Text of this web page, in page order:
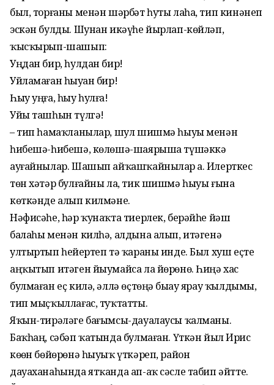
был, торғаны менән шәрбәт һуты лаһа, тип кинәнеп
эскән булды. Шунан икәүһе йырлап-көйләп,
ҡысҡырып-шашып:
Уңдан бир, һулдан бир!
Уйламаған һыуҙан бир!
Һыу уңға, һыу һулға!
Уйы ташһын түлгә!
– тип һамаҡланылар, шул шишмә һыуы менән
һибешә-һибешә, көлөшә-шаярыша түшәккә
ауғайнылар. Шашып айҡашҡайнылар ҙа. Илерткес
төн хәтәр булғайны ла, тик шишмә һыуы ғына
көткәнде алып килмәне.
Нәфисәһе, һәр ҡунаҡта тиерлек, берәйһе йәш
балаһы менән килһә, алдына алып, итәгенә
ултыртып һейҙертеп тә ҡараны инде. Был хуш еҫте
аңҡытып итәген йыумайса ла йөрөнө. Һиңә хас
булмаған еҫ килә, әллә өҫтөңә быҙау ярау ҡылдымы,
тип мыҫҡыллағас, туҡтатты.
Яҡын-тирәләге бағымсы-дауалаусы ҡалманы.
Баҡһаң, сәбәп ҡатында булмаған. Үткән йыл Иҙрис
көҙөн бөйөрөнә һыуыҡ үткәреп, район
дауаханаһында ятҡанда ап-аҡ сәсле табип әйтте.